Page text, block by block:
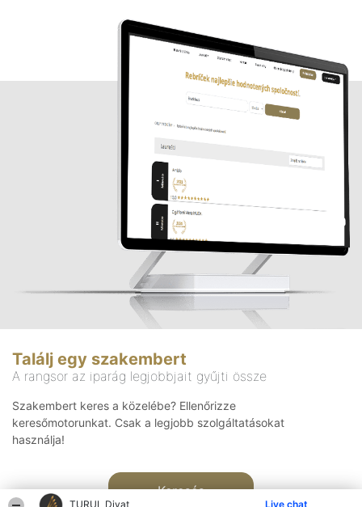
TURUL Divat Live chat
Találj egy szakembert
A rangsor az iparág legjobbjait gyűjti össze
Szakembert keres a közelébe? Ellenőrizze
keresőmotorunkat. Csak a legjobb szolgáltatásokat
használja!
Keresés